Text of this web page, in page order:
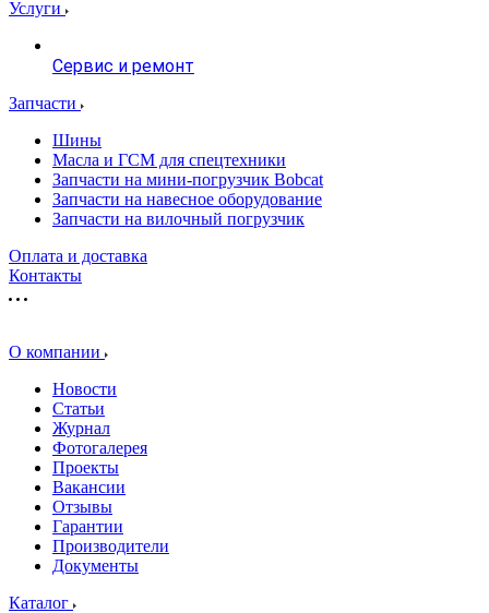
Услуги
Сервис и ремонт
Запчасти
Шины
Масла и ГСМ для спецтехники
Запчасти на мини-погрузчик Bobcat
Запчасти на навесное оборудование
Запчасти на вилочный погрузчик
Оплата и доставка
Контакты
О компании
Новости
Статьи
Журнал
Фотогалерея
Проекты
Вакансии
Отзывы
Гарантии
Производители
Документы
Каталог